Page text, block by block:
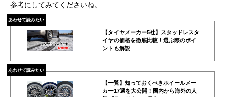
参考にしてみてくださいね。
あわせて読みたい
【タイヤメーカー5社】スタッドレスタ
イヤの価格を徹底比較！選ぶ際のポイ
ントも解説
あわせて読みたい
【一覧】知っておくべきホイールメー
カー17選を大公開！国内から海外の人